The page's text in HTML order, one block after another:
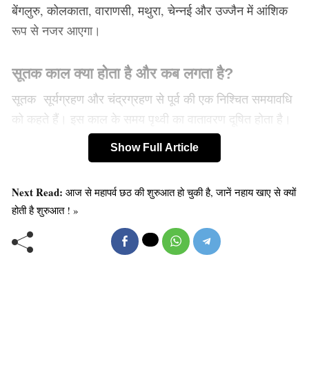
बेंगलुरु, कोलकाता, वाराणसी, मथुरा, चेन्नई और उज्जैन में आंशिक
रूप से नजर आएगा।
सूतक काल क्या होता है और कब लगता है?
सूतक सूर्यग्रहण और चंद्रग्रहण से पूर्व की एक निश्चित समयावधि
को कहते हैं। इस काल के समय पृथ्वी का वातावरण दूषित होता है।
सूतक काल में अशुभ दोषों से बचाव के लिए कुछ सावधानी बरतनी
यह भी पढ़ें : छठ पूजा के पावन मौके पर डालते हैं नजर देश के उन
प्रसिद्ध मंदिरों पर जहां होती है सूर्य देव की पूजा-
सूतक सूर्यग्रहण से 12 घंटे पहले लगता है। भारत में सूर्य ग्रहण का
Show Full Article
Next Read: आज से महापर्व छठ की शुरुआत हो चुकी है, जानें नहाय खाए से क्यों
होती है शुरुआत ! »